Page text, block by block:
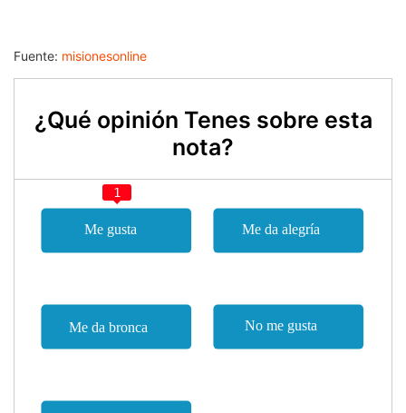
Fuente: misionesonline
¿Qué opinión Tenes sobre esta
nota?
1